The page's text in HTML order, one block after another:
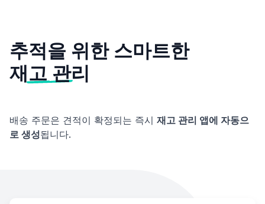
추적을 위한 스마트한
재고 관리
배송 주문은 견적이 확정되는 즉시 재고 관리 앱에 자동으
로 생성됩니다.